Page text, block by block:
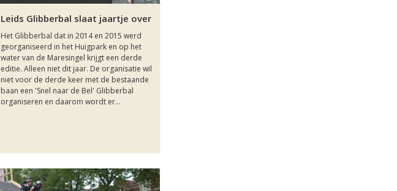
Leids Glibberbal slaat jaartje over
Het Glibberbal dat in 2014 en 2015 werd
georganiseerd in het Huigpark en op het
water van de Maresingel krijgt een derde
editie. Alleen niet dit jaar. De organisatie wil
niet voor de derde keer met de bestaande
baan een 'Snel naar de Bel' Glibberbal
organiseren en daarom wordt er...